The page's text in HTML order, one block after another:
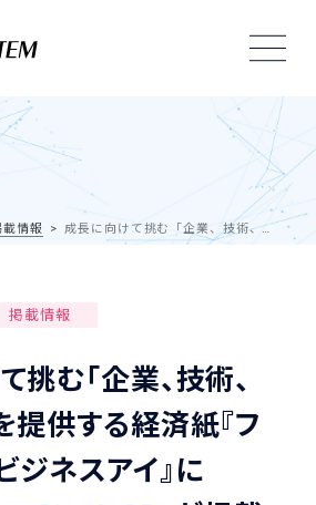
載情報 成長に向けて挑む「企業、技術、人」の情報を提供する経済紙『フジサンケイビジネスアイ』に『VisionPose Single3D』が掲載されました。
掲載情報
挑む「企業、技術、
提供する経済紙『フ
ジネスアイ』に